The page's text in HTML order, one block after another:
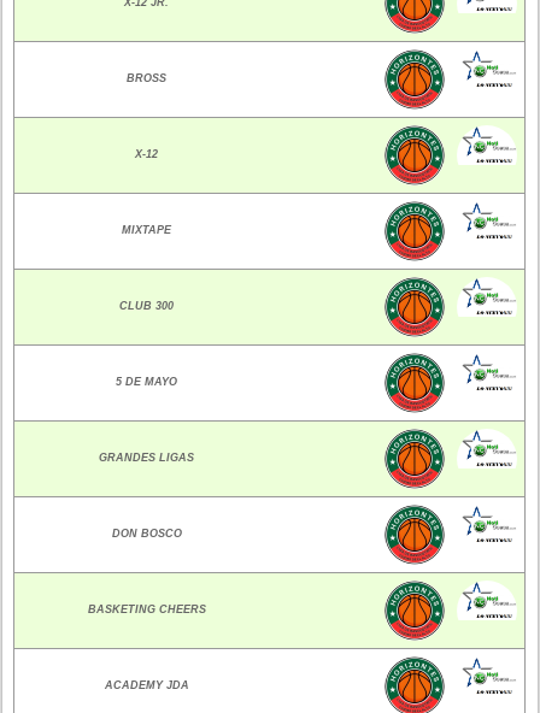
X-12 JR.
BROSS
X-12
MIXTAPE
CLUB 300
5 DE MAYO
GRANDES LIGAS
DON BOSCO
BASKETING CHEERS
ACADEMY JDA